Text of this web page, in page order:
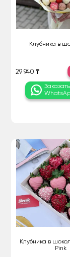
Клубника в
29 940 ₸
Клубника в
Pink